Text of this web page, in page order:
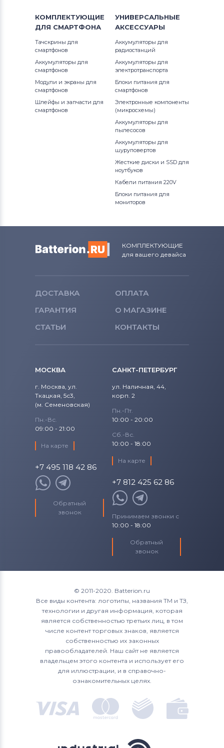
КОМПЛЕКТУЮЩИЕ
ДЛЯ СМАРТФОНА
Тачскрины для
смартфонов
Аккумуляторы для
смартфонов
Модули и экраны для
смартфонов
Шлейфы и запчасти для
смартфонов
УНИВЕРСАЛЬНЫЕ
АКСЕССУАРЫ
Аккумуляторы для
радиостанций
Аккумуляторы для
электротранспорта
Блоки питания для
смартфонов
Электронные компоненты
(микросхемы)
Аккумуляторы для
пылесосов
Аккумуляторы для
шуруповертов
Жесткие диски и SSD для
ноутбуков
Кабели питания 220V
Блоки питания для
мониторов
КОМПЛЕКТУЮЩИЕ
для вашего девайса
ДОСТАВКА
ОПЛАТА
ГАРАНТИЯ
О МАГАЗИНЕ
СТАТЬИ
КОНТАКТЫ
МОСКВА
г. Москва, ул.
Ткацкая, 5с3,
(м. Семеновская)
Пн.-Вс.
09:00 - 21:00
На карте
+7 495 118 42 86
Обратный
звонок
САНКТ-ПЕТЕРБУРГ
ул. Наличная, 44,
корп. 2
Пн.-Пт.
10:00 - 20:00
Сб.-Вс.
10:00 - 18:00
На карте
+7 812 425 62 86
Принимаем звонки с
10:00 - 18:00
Обратный
звонок
© 2011-2020. Batterion.ru
Все виды контента: логотипы, названия ТМ и ТЗ,
технологии и другая информация, которая
является собственностью третьих лиц, в том
числе контент торговых знаков, является
собственностью их законных
правообладателей. Наш сайт не является
владельцем этого контента и использует его
для иллюстрации, и в справочно-
ознакомительных целях.